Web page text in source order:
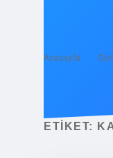
Anasayfa
ETIKET: